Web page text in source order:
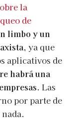
la
de
limbo y un
, ya que
aplicativos de
habrá una
. Las
por parte de